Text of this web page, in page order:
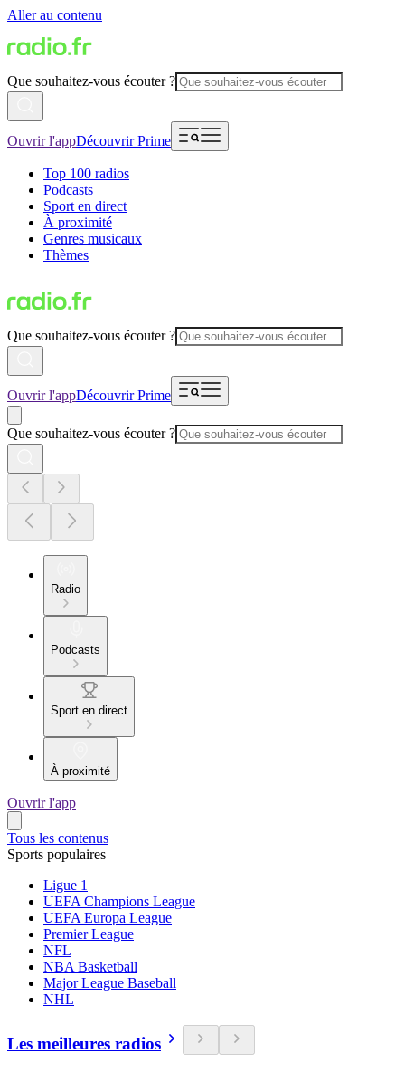
Aller au contenu
Que souhaitez-vous écouter ?
Ouvrir l'appDécouvrir Prime
Top 100 radios
Podcasts
Sport en direct
À proximité
Genres musicaux
Thèmes
Que souhaitez-vous écouter ?
Ouvrir l'appDécouvrir Prime
Que souhaitez-vous écouter ?
Radio
Podcasts
Sport en direct
À proximité
Ouvrir l'app
Tous les contenus
Sports populaires
Ligue 1
UEFA Champions League
UEFA Europa League
Premier League
NFL
NBA Basketball
Major League Baseball
NHL
Les meilleures radios